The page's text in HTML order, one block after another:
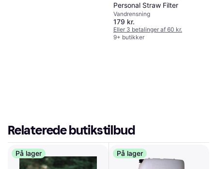
Personal Straw Filter
Vandrensning
179 kr.
Eller 3 betalinger af 60 kr.
9+ butikker
Relaterede butikstilbud
På lager På lager